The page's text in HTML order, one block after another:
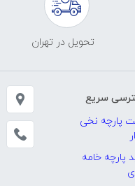
تحویل در تهران
سریع
پارچه نخی
پارچه خامه